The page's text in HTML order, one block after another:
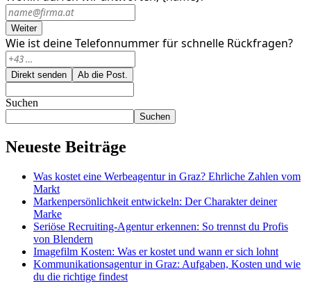
Weiter
Wie ist deine Telefonnummer für schnelle Rückfragen?
Direkt senden Ab die Post.
Suchen
Suchen
Neueste Beiträge
Was kostet eine Werbeagentur in Graz? Ehrliche Zahlen vom
Markt
Markenpersönlichkeit entwickeln: Der Charakter deiner
Marke
Seriöse Recruiting-Agentur erkennen: So trennst du Profis
von Blendern
Imagefilm Kosten: Was er kostet und wann er sich lohnt
Kommunikationsagentur in Graz: Aufgaben, Kosten und wie
du die richtige findest